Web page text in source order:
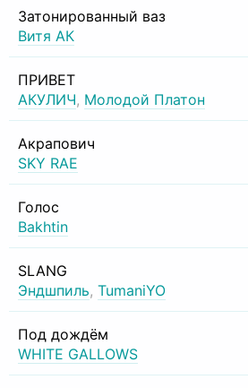
Затонированный ваз
Витя АК
ПРИВЕТ
АКУЛИЧ, Молодой Платон
Акрапович
SKY RAE
Голос
Bakhtin
SLANG
Эндшпиль, TumaniYO
Под дождём
WHITE GALLOWS